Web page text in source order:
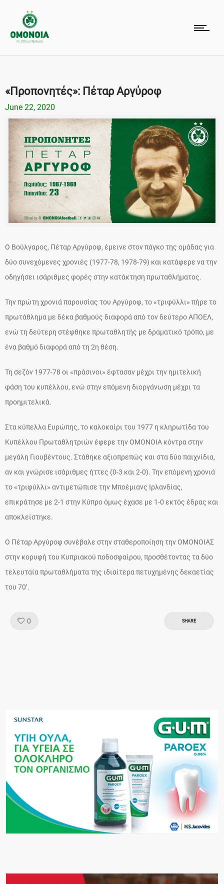
«Προπονητές»: Πέταρ Αργύροφ
June 22, 2020
Ο Βούλγαρος, Πέταρ Αργύροφ, έμεινε στον πάγκο της ομάδας για
δύο συνεχόμενες χρονιές (1977-78, 1978-79) και κατάφερε να την
οδηγήσει ισάριθμες φορές στην κατάκτηση πρωταθλήματος.
Την πρώτη χρονιά παρουσίας του Αργύροφ, το «τριφύλλι» πήρε το
πρωτάθλημα με δέκα βαθμούς διαφορά από τον δεύτερο ΑΠΟΕΛ,
ενώ τη δεύτερη στέφθηκε πρωταθλητής με δραματικό τρόπο, με
ένα βαθμό διαφορά από τη 2η θέση.
Τη σεζόν 1977-78 οι «πράσινοι» έφτασαν μέχρι την ημιτελική
φάση του κυπέλλου, ενώ στην επόμενη διοργάνωση μέχρι τα
προημιτελικά.
Στα κύπελλα Ευρώπης, το καλοκαίρι του 1977 η κληρωτίδα του
Κυπέλλου Πρωταθλητριών έφερε την ΟΜΟΝΟΙΑ κόντρα στην
μεγάλη Γιουβέντους. Στάθηκε αξιοπρεπώς και στα δύο παιχνίδια,
αν και γνώρισε ισάριθμες ήττες (0-3 και 2-0). Την επόμενη χρονιά
το «τριφύλλι» αντιμετώπισε την Μποέμιανς Ιρλανδίας,
επικράτησε με 2-1 στην Κύπρο όμως έχασε με 1-0 εκτός έδρας και
αποκλείστηκε.
Ο Πέταρ Αργύροφ συνέβαλε στην σταθεροποίηση την ΟΜΟΝΟΙΑΣ
στην κορυφή του Κυπριακού ποδοσφαίρου, προσθέτοντας τα δύο
τελευταία πρωταθλήματα της ιδιαίτερα πετυχημένης δεκαετίας
του 70’.
0 SHARE